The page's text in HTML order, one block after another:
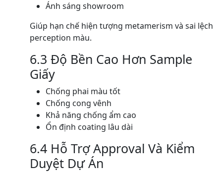
Ánh sáng showroom
Giúp hạn chế hiện tượng metamerism và sai lệch
perception màu.
6.3 Độ Bền Cao Hơn Sample
Giấy
Chống phai màu tốt
Chống cong vênh
Khả năng chống ẩm cao
Ổn định coating lâu dài
6.4 Hỗ Trợ Approval Và Kiểm
Duyệt Dự Án